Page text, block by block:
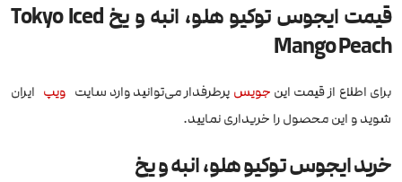
قیمت ایجوس توکیو هلو، انبه و یخ Tokyo Iced
Mango Peach
برای اطلاع از قیمت این جویس پرطرفدار می‌توانید وارد سایت ویپ ایران
شوید و این محصول را خریداری نمایید.
خرید ایجوس توکیو هلو، انبه و یخ